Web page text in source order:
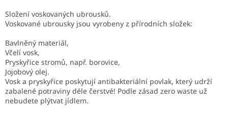
Složení voskovaných ubrousků.
Voskované ubrousky jsou vyrobeny z přírodních složek:
Bavlněný materiál,
Včelí vosk,
Pryskyřice stromů, např. borovice,
Jojobový olej.
Vosk a pryskyřice poskytují antibakteriální povlak, který udrží
zabalené potraviny déle čerstvé! Podle zásad zero waste už
nebudete plýtvat jídlem.